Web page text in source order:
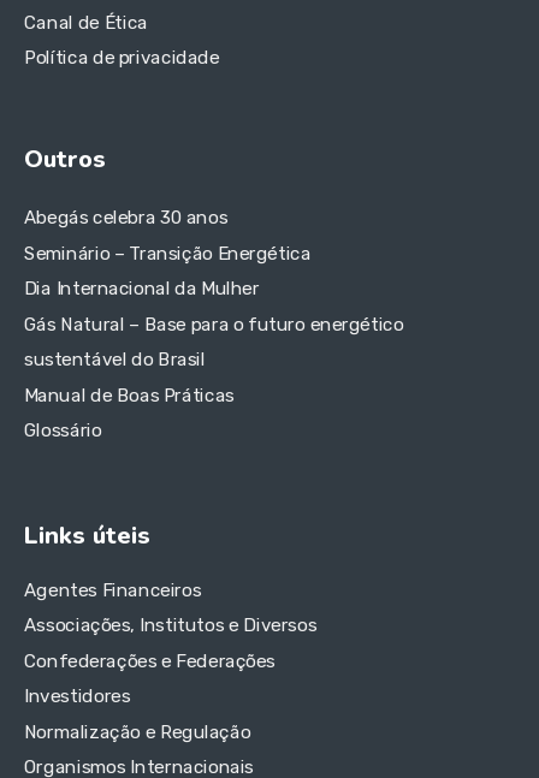
Canal de Ética
Política de privacidade
Outros
Abegás celebra 30 anos
Seminário – Transição Energética
Dia Internacional da Mulher
Gás Natural – Base para o futuro energético
sustentável do Brasil
Manual de Boas Práticas
Glossário
Links úteis
Agentes Financeiros
Associações, Institutos e Diversos
Confederações e Federações
Investidores
Normalização e Regulação
Organismos Internacionais